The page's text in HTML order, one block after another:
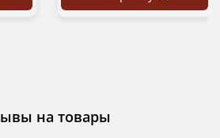
на товары